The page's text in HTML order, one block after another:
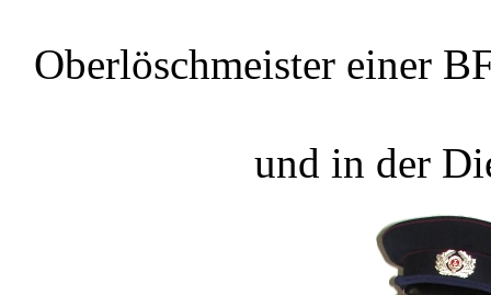
Oberlöschmeister einer
und in der